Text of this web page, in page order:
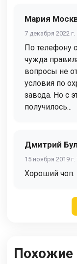
Мария
7 декабря 2022 г.
По телефону
чужда
вопросы не
условия по
завода. Но с
получилось...
Дмитрий
15 ноября 2019 г.
Хороший чоп.
Похожие